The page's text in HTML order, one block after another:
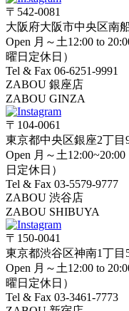
〒542-0081
大阪府大阪市中央区南
Open 月～土12:00 to
曜日定休日）
Tel & Fax 06-6251-9991
ZABOU 銀座店
ZABOU GINZA
〒104-0061
東京都中央区銀座2丁目
Open 月～土
日定休日）
Tel & Fax 03-5579-9777
ZABOU 渋谷店
ZABOU SHIBUYA
〒150-0041
東京都渋谷区神南1丁目
Open 月～土12:00 to
曜日定休日）
Tel & Fax 03-3461-7773